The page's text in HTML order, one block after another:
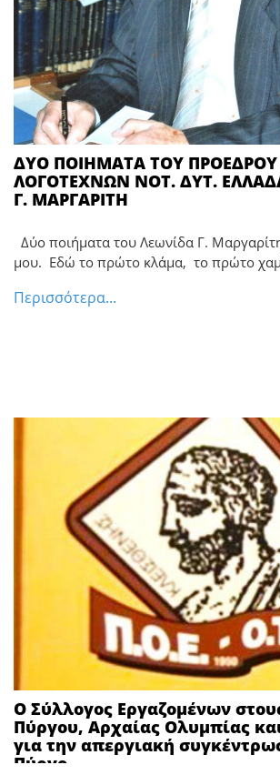
ΔΥΟ ΠΟΙΗΜΑΤΑ ΤΟΥ ΠΡΟΕΔΡΟΥ
ΛΟΓΟΤΕΧΝΩΝ ΝΟΤ. ΔΥΤ.
Γ. ΜΑΡΓΑΡΙΤΗ
Δύο ποιήματα του Λεωνίδα Γ.
μου. Εδώ το πρώτο κλάμα, το πρώτο
Περισσότερα...
Ο Σύλλογος Εργαζομένων
Πύργου, Αρχαίας Ολυμπίας
για την απεργιακή
Πύργο